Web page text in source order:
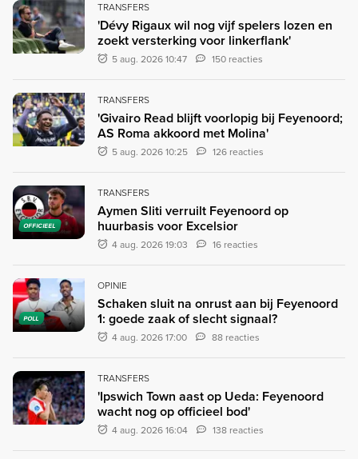
TRANSFERS
'Dévy Rigaux wil nog vijf spelers lozen en
zoekt versterking voor linkerflank'
5 aug. 2026 10:47 150 reacties
TRANSFERS
'Givairo Read blijft voorlopig bij Feyenoord;
AS Roma akkoord met Molina'
5 aug. 2026 10:25 126 reacties
OFFICIEEL
TRANSFERS
Aymen Sliti verruilt Feyenoord op
huurbasis voor Excelsior
4 aug. 2026 19:03 16 reacties
POLL
OPINIE
Schaken sluit na onrust aan bij Feyenoord
1: goede zaak of slecht signaal?
4 aug. 2026 17:00 88 reacties
TRANSFERS
'Ipswich Town aast op Ueda: Feyenoord
wacht nog op officieel bod'
4 aug. 2026 16:04 138 reacties